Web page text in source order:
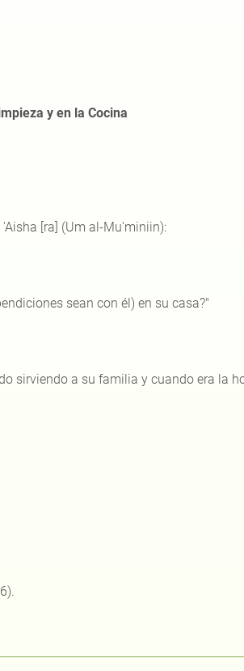
y en la Cocina
[ra] (Um al-Mu'miniin):
sean con él) en su casa?"
sirviendo a su familia y cuando era la